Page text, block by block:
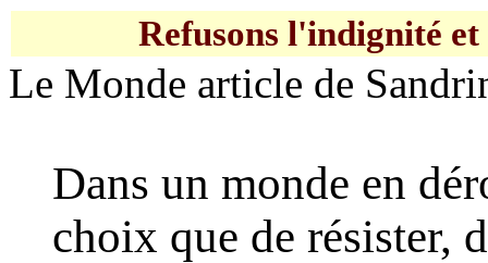
Refusons l'indignité
Le Monde article de
Dans un monde en
choix que de résister,